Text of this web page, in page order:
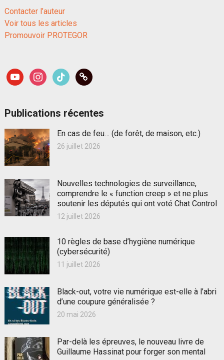
Contacter l’auteur
Voir tous les articles
Promouvoir PROTEGOR
youtubeinstagram
tiktok link
Publications récentes
En cas de feu… (de forêt, de maison, etc.)
26 juillet 2026
Nouvelles technologies de surveillance,
comprendre le « function creep » et ne plus
soutenir les députés qui ont voté Chat Control
12 juillet 2026
10 règles de base d’hygiène numérique
(cybersécurité)
11 juillet 2026
Black-out, votre vie numérique est-elle à l’abri
d’une coupure généralisée ?
20 mai 2026
Par-delà les épreuves, le nouveau livre de
Guillaume Hassinat pour forger son mental